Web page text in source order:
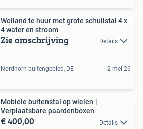
Weiland te huur met grote schuilstal 4 x
4 water en stroom
Zie omschrijving Details
Nordhorn buitengebied, DE 2 mei 26
Mobiele buitenstal op wielen |
Verplaatsbare paardenboxen
€ 400,00 Details